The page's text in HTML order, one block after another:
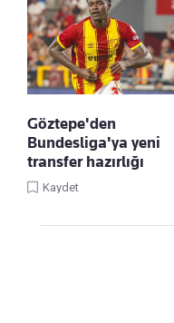
Göztepe'den
Bundesliga'ya yeni
transfer hazırlığı
Kaydet